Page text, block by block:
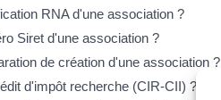
RNA d'une association ?
Siret d'une association ?
de création d'une association ?
d'impôt recherche (CIR-CII) ?